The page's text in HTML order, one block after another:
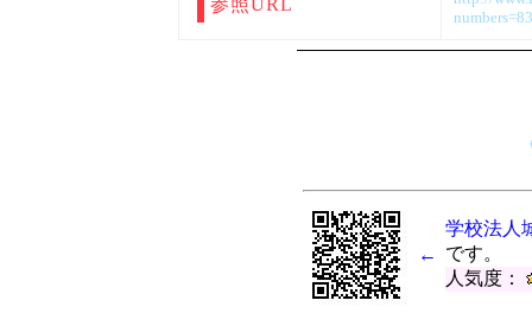
参照URL
←
学校法人
です。
人気度：